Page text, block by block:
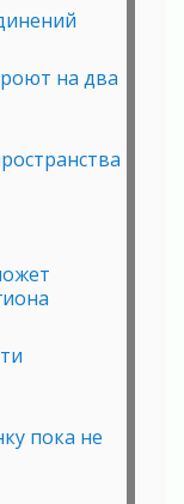
на два
пока не